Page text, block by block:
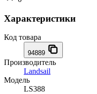
Характеристики
Код товара
94889
Производитель
Landsail
Модель
LS388